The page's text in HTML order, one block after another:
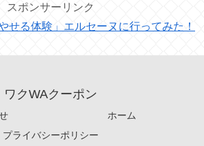
スポンサーリンク
せる体験」エルセーヌに行ってみた！
ワクWAクーポン
ホーム
プライバシーポリシー